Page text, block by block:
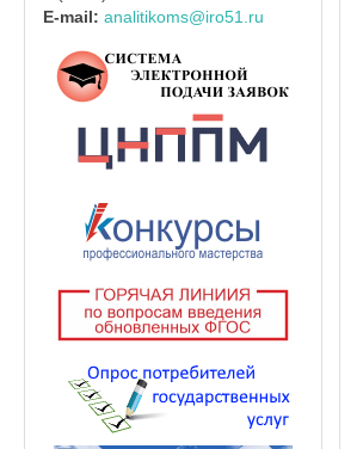
E-mail: analitikoms@iro51.ru